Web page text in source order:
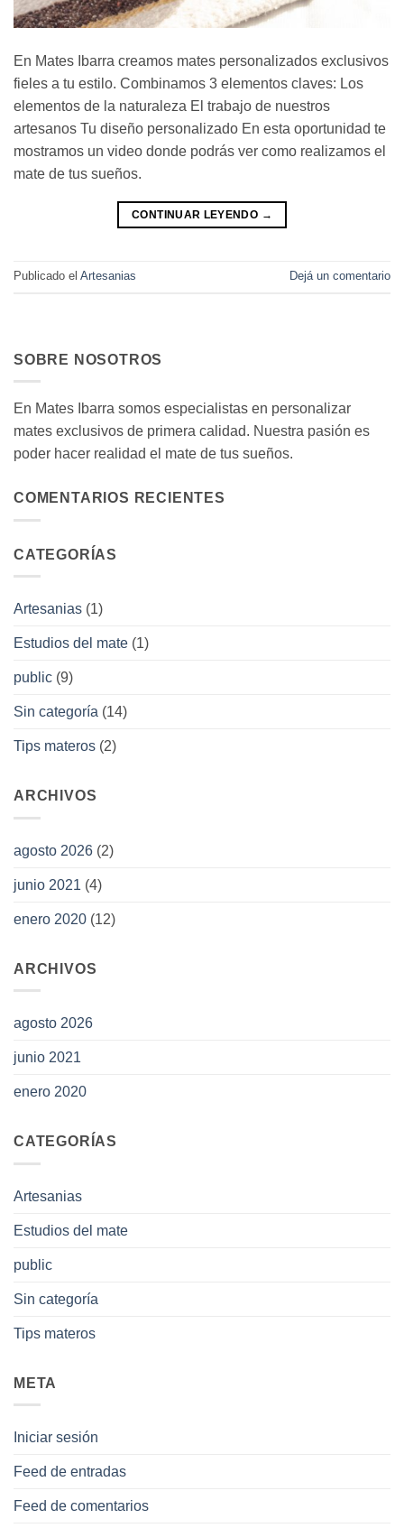
En Mates Ibarra creamos mates personalizados exclusivos
fieles a tu estilo. Combinamos 3 elementos claves: Los
elementos de la naturaleza El trabajo de nuestros
artesanos Tu diseño personalizado En esta oportunidad te
mostramos un video donde podrás ver como realizamos el
mate de tus sueños.
CONTINUAR LEYENDO →
Publicado el Artesanias Dejá un comentario
SOBRE NOSOTROS
En Mates Ibarra somos especialistas en personalizar
mates exclusivos de primera calidad. Nuestra pasión es
poder hacer realidad el mate de tus sueños.
COMENTARIOS RECIENTES
CATEGORÍAS
Artesanias (1)
Estudios del mate (1)
public (9)
Sin categoría (14)
Tips materos (2)
ARCHIVOS
agosto 2026 (2)
junio 2021 (4)
enero 2020 (12)
ARCHIVOS
agosto 2026
junio 2021
enero 2020
CATEGORÍAS
Artesanias
Estudios del mate
public
Sin categoría
Tips materos
META
Iniciar sesión
Feed de entradas
Feed de comentarios